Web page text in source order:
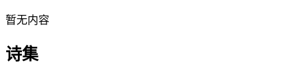
暂无内容
诗集